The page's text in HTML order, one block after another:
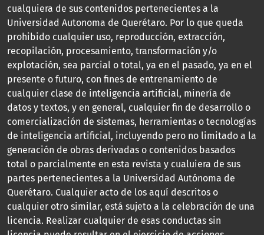
cualquiera de sus contenidos pertenecientes a la
Universidad Autonoma de Querétaro. Por lo que queda
prohibido cualquier uso, reproducción, extracción,
recopilación, procesamiento, transformación y/o
explotación, sea parcial o total, ya en el pasado, ya en el
presente o futuro, con fines de entrenamiento de
cualquier clase de inteligencia artificial, minería de
datos y textos, y en general, cualquier fin de desarrollo o
comercialización de sistemas, herramientas o tecnologías
de inteligencia artificial, incluyendo pero no limitado a la
generación de obras derivadas o contenidos basados
total o parcialmente en esta revista y cualuiera de sus
partes pertenecientes a la Universidad Autónoma de
Querétaro. Cualquier acto de los aquí descritos o
cualquier otro similar, está sujeto a la celebración de una
licencia. Realizar cualquier de esas conductas sin